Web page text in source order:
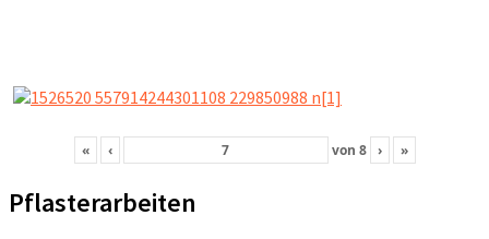
« ‹ von 8 › »
Pflasterarbeiten